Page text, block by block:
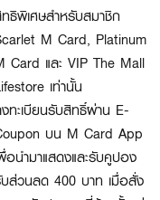
ธิพิเศษสำหรับสมาชิก
M Card, Platinum
Card และ VIP The Mall
เท่านั้น
ทะเบียนรับสิทธิ์ผ่าน E-
บน M Card App
อนำมาแสดงและรับคูปอง
ส่วนลด 400 บาท เมื่อสั่ง